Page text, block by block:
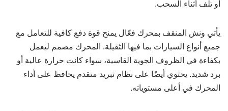
أو تلف أثناء السحب.
يأتي ونش المنقف بمحرك فعّال يمنح قوة دفع كافية للتعامل مع
جميع أنواع السيارات بما فيها الثقيلة. المحرك مصمم ليعمل
بكفاءة في الظروف الجوية القاسية، سواء كانت حرارة عالية أو
برد شديد. يحتوي أيضًا على نظام تبريد متقدم يحافظ على أداء
المحرك في أعلى مستوياته.